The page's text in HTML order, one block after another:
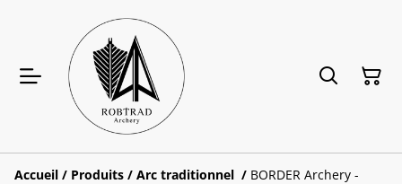
Accueil / Produits / Arc traditionnel / BORDER Archery -